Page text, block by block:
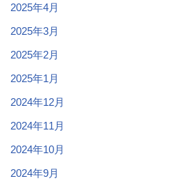
2025年4月
2025年3月
2025年2月
2025年1月
2024年12月
2024年11月
2024年10月
2024年9月